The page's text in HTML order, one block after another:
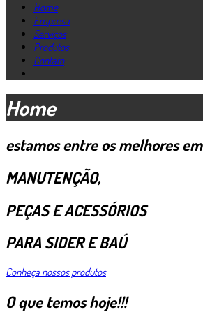
Home
Empresa
Serviços
Produtos
Contato
Home
estamos entre os melhores em
MANUTENÇÃO,
PEÇAS E ACESSÓRIOS
PARA SIDER E BAÚ
Conheça nossos produtos
O que temos hoje!!!